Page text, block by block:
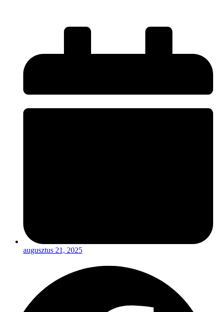
augusztus 21, 2025